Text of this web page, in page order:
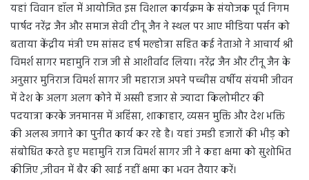
यहां विवान हॉल में आयोजित इस विशाल कार्यक्रम के संयोजक पूर्व निगम
पार्षद नरेंद्र जैन और समाज सेवी टीनू जैन ने स्थल पर आए मीडिया पर्सन को
बताया केंद्रीय मंत्री एम सांसद हर्ष मल्होत्रा सहित कई नेताओ ने आचार्य श्री
विमर्श सागर महामुनि राज जी से आशीर्वाद लिया। नरेंद्र जैन और टीनू जैन के
अनुसार मुनिराज विमर्श सागर जी महाराज अपने पच्चीस वर्षीय संयमी जीवन
में देश के अलग अलग कोने में अस्सी हजार से ज्यादा किलोमीटर की
पदयात्रा करके जनमानस में अहिंसा, शाकाहार, व्यसन मुक्ति और देश भक्ति
की अलख जगाने का पुनीत कार्य कर रहे है। यहां उमडी हजारों की भीड़ को
संबोधित करते हुए महामुनि राज विमर्श सागर जी ने कहा क्षमा को सुशोभित
कीजिए ,जीवन में बैर की खाई नहीं क्षमा का भवन तैयार करें।